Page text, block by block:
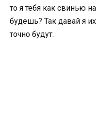
то я тебя как свинью
будешь? Так давай я
точно будут.